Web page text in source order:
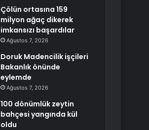
Çölün ortasına 159
milyon ağaç dikerek
imkansızı başardılar
Ağustos 7, 2026
Doruk Madencilik işçileri
Bakanlık önünde
eylemde
Ağustos 7, 2026
100 dönümlük zeytin
bahçesi yangında kül
oldu